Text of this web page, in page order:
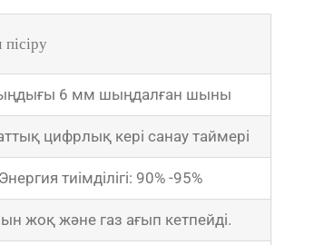
6 мм шыңдалған шыны
цифрлық кері санау таймері
Энергия тиімділігі: 90% -95%
жоқ және газ ағып кетпейді.